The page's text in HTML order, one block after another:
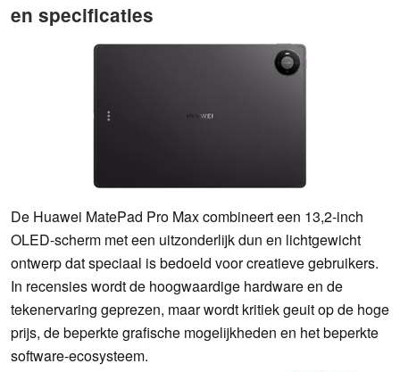
en specificaties
De Huawei MatePad Pro Max combineert een 13,2-inch
OLED-scherm met een uitzonderlijk dun en lichtgewicht
ontwerp dat speciaal is bedoeld voor creatieve gebruikers.
In recensies wordt de hoogwaardige hardware en de
tekenervaring geprezen, maar wordt kritiek geuit op de hoge
prijs, de beperkte grafische mogelijkheden en het beperkte
software-ecosysteem.